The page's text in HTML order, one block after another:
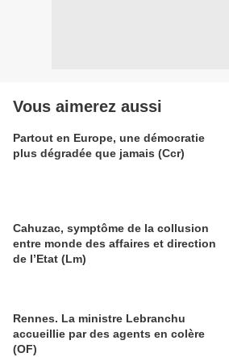
Vous aimerez aussi
Partout en Europe, une démocratie
plus dégradée que jamais (Ccr)
Cahuzac, symptôme de la collusion
entre monde des affaires et direction
de l’Etat (Lm)
Rennes. La ministre Lebranchu
accueillie par des agents en colère
(OF)